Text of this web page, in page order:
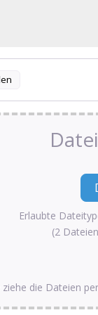
Erlaubte
(2
ziehe die Dateien